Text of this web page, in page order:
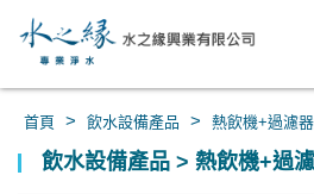
首頁 > 飲水設備產品 > 熱飲機+過濾
飲水設備產品 > 熱飲機+過